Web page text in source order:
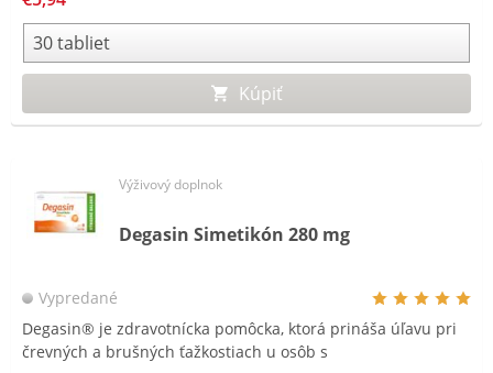
ktorý je extrahovaný z jeho semien. Tradične je pestrec s
vysokým obsahom silymarínu používaný na podporu
funkcie pečene.
Kúpiť
Výživový doplnok
Degasin Simetikón 280 mg
Vypredané
Degasin® je zdravotnícka pomôcka, ktorá prináša úľavu pri
črevných a brušných ťažkostiach u osôb s